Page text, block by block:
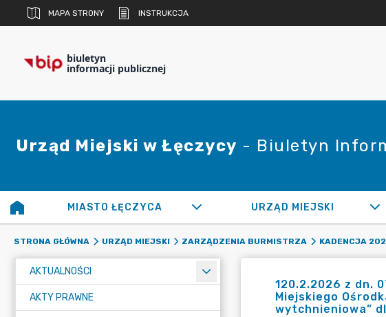
MAPA STRONY INSTRUKCJA
biuletyn
informacji publicznej
Urząd Miejski w Łęczycy - Biuletyn
MIASTO ŁĘCZYCA URZĄD MIEJSKI
STRONA GŁÓWNA URZĄD MIEJSKI ZARZĄDZENIA BURMISTRZA KADENCJA
AKTUALNOŚCI
AKTY PRAWNE
120.2.2026 z dn.
Miejskiego
wytchnieniowa”